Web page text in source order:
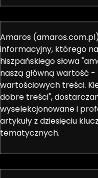
Amaros
informacyjny, którego
hiszpańskiego słowa
naszą główną wartość
wartościowych treści.
dobre treści",
wyselekcjonowane i
artykuły z dziesięciu
tematycznych.